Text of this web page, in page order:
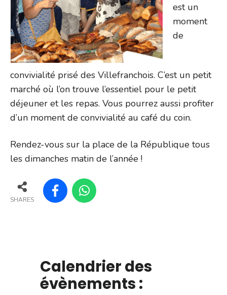
est un
moment
de
convivialité prisé des Villefranchois. C’est un petit
marché où l’on trouve l’essentiel pour le petit
déjeuner et les repas. Vous pourrez aussi profiter
d’un moment de convivialité au café du coin.
Rendez-vous sur la place de la République tous
les dimanches matin de l’année !
SHARES
Calendrier des
évènements :